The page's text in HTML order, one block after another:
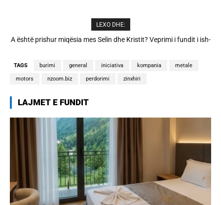
LEXO DHE:
A është prishur miqësia mes Selin dhe Kristit? Veprimi i fundit i ish-
Apple do të sjellë funksionin “copy-paste” mes iPhone dhe
TAGS burimi general iniciativa kompania metale
motors nzoom.biz perdorimi zinxhiri
LAJMET E FUNDIT